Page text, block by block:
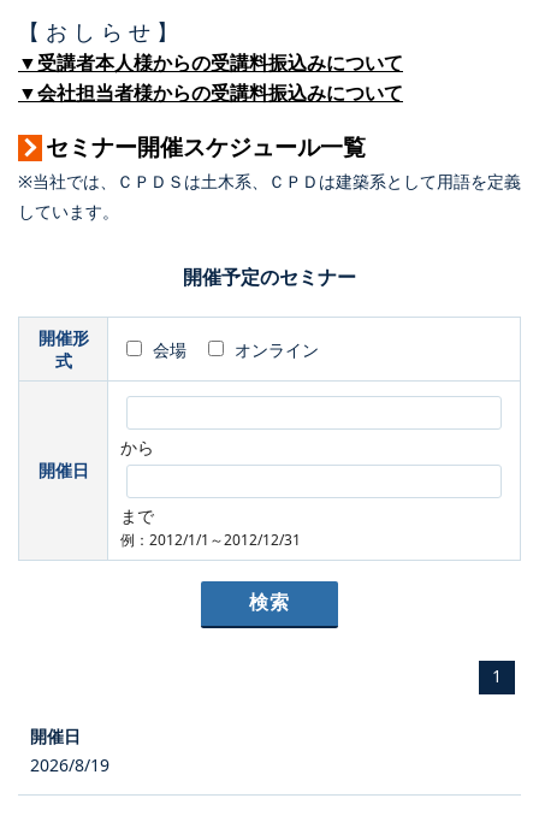
【 お し ら せ 】
▼受講者本人様からの受講料振込みについて
▼会社担当者様からの受講料振込みについて
セミナー開催スケジュール一覧
※当社では、ＣＰＤＳは土木系、ＣＰＤは建築系として用語を定義
しています。
開催予定のセミナー
開催形
式
会場 オンライン
開催日
から
まで
例：2012/1/1～2012/12/31
1
2026/8/19